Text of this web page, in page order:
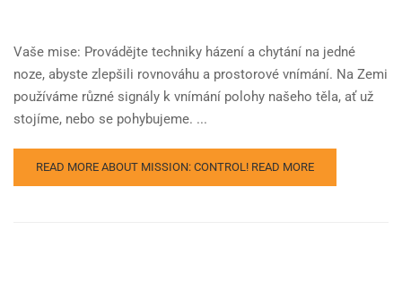
Vaše mise: Provádějte techniky házení a chytání na jedné
noze, abyste zlepšili rovnováhu a prostorové vnímání. Na Zemi
používáme různé signály k vnímání polohy našeho těla, ať už
stojíme, nebo se pohybujeme. ...
READ MORE ABOUT MISSION: CONTROL! READ MORE